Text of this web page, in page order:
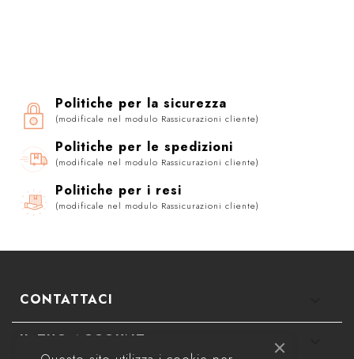
Politiche per la sicurezza
(modificale nel modulo Rassicurazioni cliente)
Politiche per le spedizioni
(modificale nel modulo Rassicurazioni cliente)
Politiche per i resi
(modificale nel modulo Rassicurazioni cliente)
CONTATTACI
IL TUO ACCOUNT